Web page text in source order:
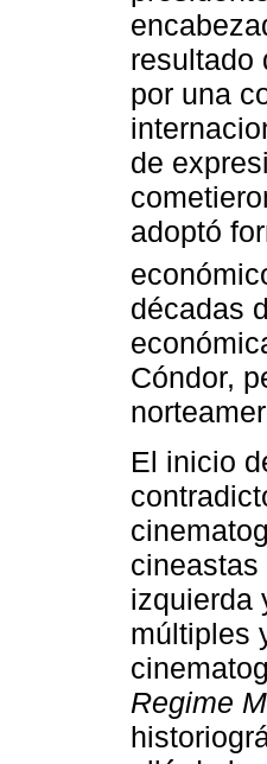
resultado
por una
de
adoptó
décadas
Cóndor,
El inicio
izquierda
múltiples
Regime